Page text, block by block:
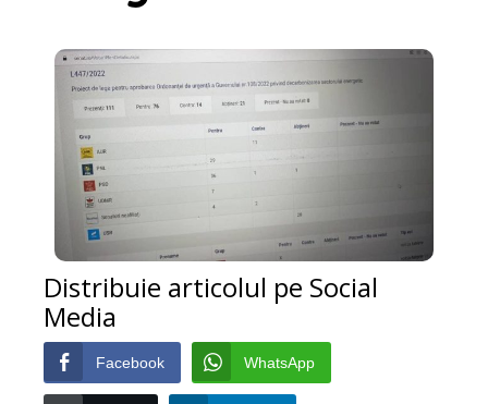
Distribuie articolul pe Social
Media
Facebook WhatsApp